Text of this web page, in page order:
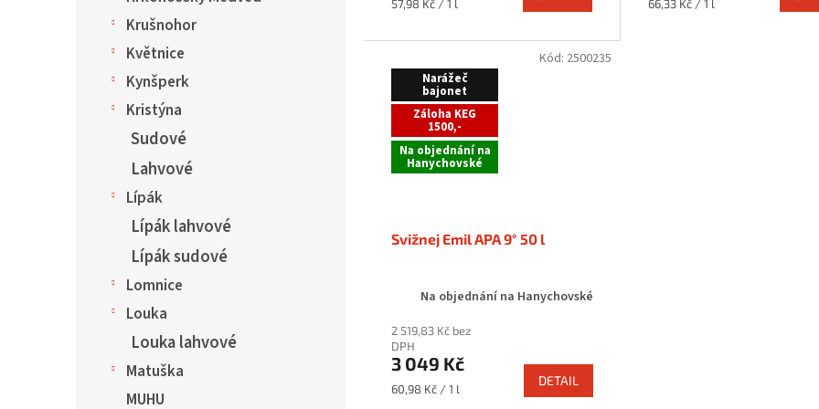
Krušnohor
Květnice
Kynšperk
Kristýna
Sudové
Lahvové
Lípák
Lípák lahvové
Lípák sudové
Lomnice
Louka
Louka lahvové
Matuška
MUHU
Měrná
57,98 Kč / 1 l
Měrná
66,33 Kč / 1 l
Narážeč
bajonet
Záloha KEG
1500,-
Na objednání na
Hanychovské
Svižnej Emil APA 9° 50 l
Na objednání na Hanychovské
2 519,83 Kč bez
DPH
3 049 Kč
Měrná
60,98 Kč / 1 l
DETAIL
Kód: 2500235